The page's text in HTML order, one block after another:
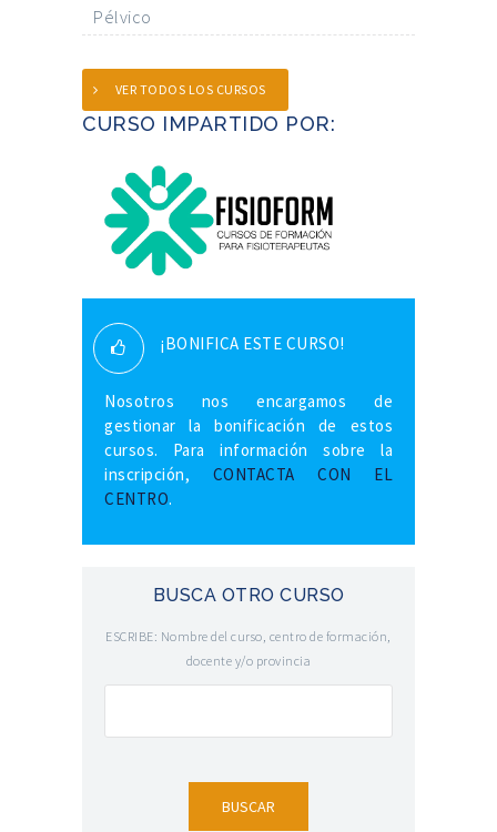
Pélvico
VER TODOS LOS CURSOS
CURSO IMPARTIDO POR:
¡BONIFICA ESTE CURSO!
Nosotros nos encargamos de
gestionar la bonificación de estos
cursos. Para información sobre la
inscripción, CONTACTA CON EL
CENTRO.
BUSCA OTRO CURSO
ESCRIBE: Nombre del curso, centro de formación,
docente y/o provincia